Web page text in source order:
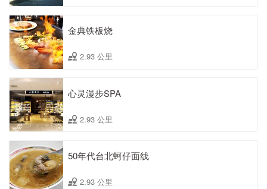
金典铁板烧
2.93 公里
心灵漫步SPA
2.93 公里
50年代台北蚵仔面线
2.93 公里